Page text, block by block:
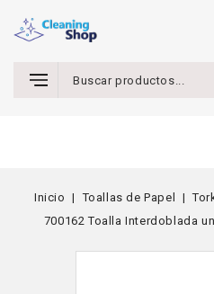
Inicio Toallas de Papel
700162 Toalla Interdoblada